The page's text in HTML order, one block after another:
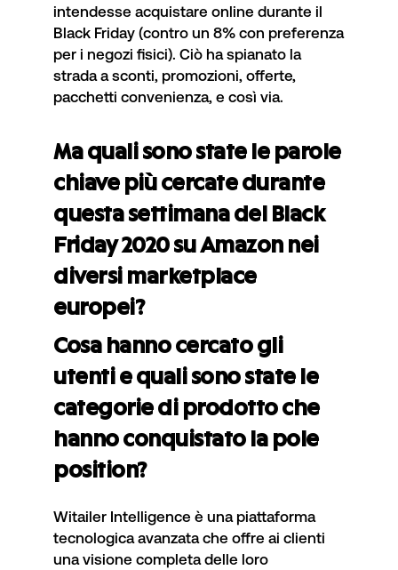
intendesse acquistare online durante il
Black Friday (contro un 8% con preferenza
per i negozi fisici). Ciò ha spianato la
strada a sconti, promozioni, offerte,
pacchetti convenienza, e così via.
Ma quali sono state le parole
chiave più cercate durante
questa settimana del Black
Friday 2020 su Amazon nei
diversi marketplace
europei?
Cosa hanno cercato gli
utenti e quali sono state le
categorie di prodotto che
hanno conquistato la pole
position?
Witailer Intelligence è una piattaforma
tecnologica avanzata che offre ai clienti
una visione completa delle loro